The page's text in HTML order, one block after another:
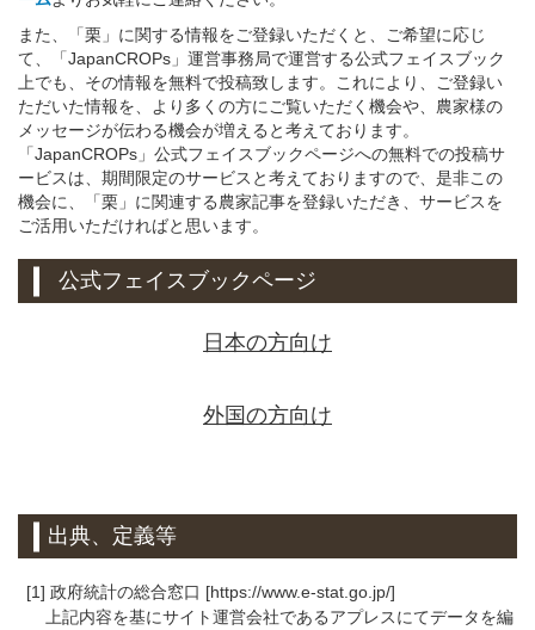
また、「栗」に関する情報をご登録いただくと、ご希望に応じ
て、「JapanCROPs」運営事務局で運営する公式フェイスブック
上でも、その情報を無料で投稿致します。これにより、ご登録い
ただいた情報を、より多くの方にご覧いただく機会や、農家様の
メッセージが伝わる機会が増えると考えております。
「JapanCROPs」公式フェイスブックページへの無料での投稿サ
ービスは、期間限定のサービスと考えておりますので、是非この
機会に、「栗」に関連する農家記事を登録いただき、サービスを
ご活用いただければと思います。
公式フェイスブックページ
日本の方向け
外国の方向け
出典、定義等
[1] 政府統計の総合窓口 [https://www.e-stat.go.jp/]
上記内容を基にサイト運営会社であるアプレスにてデータを編